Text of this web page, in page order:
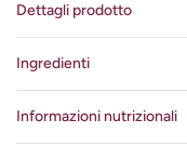
Dettagli prodotto
Ingredienti
Informazioni nutrizionali